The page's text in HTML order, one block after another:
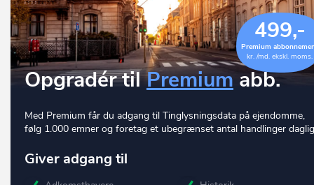
499,-
Premium
kr. /md. ekskl. moms.
Opgradér tilPremium abb.
Med Premium får du adgang til Tinglysningsdata på ejendomme,
følg 1.000 emner og foretag et ubegrænset antal handlinger
Giver adgang til